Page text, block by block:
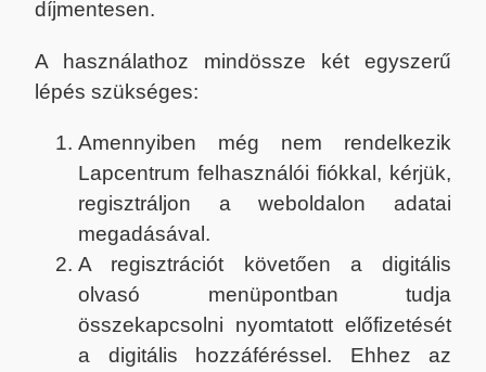
díjmentesen.
A használathoz mindössze két egyszerű
lépés szükséges:
Amennyiben még nem rendelkezik
Lapcentrum felhasználói fiókkal, kérjük,
regisztráljon a weboldalon adatai
megadásával.
A regisztrációt követően a digitális
olvasó menüpontban tudja
összekapcsolni nyomtatott előfizetését
a digitális hozzáféréssel. Ehhez az